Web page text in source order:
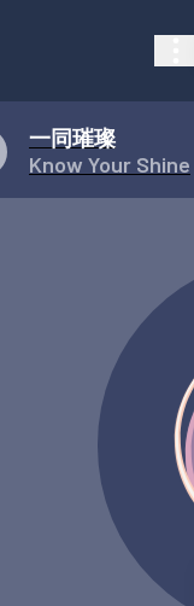
展覽介紹
光點探索
光輝廊道
引航星光
一同璀璨
一同璀璨
Know Your Shine